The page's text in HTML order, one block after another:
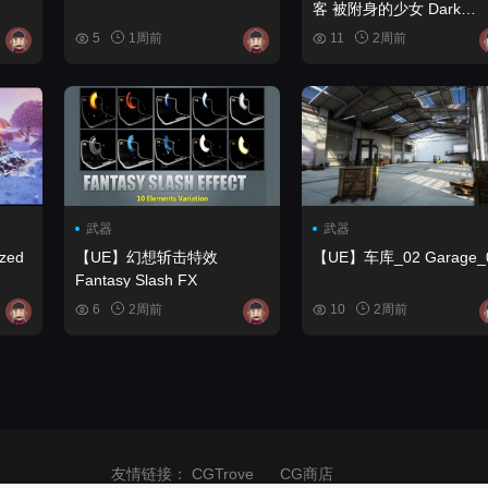
5 1周前
客 被附身的少女 Dark
Fantasy East Asian
11 2周前
武器
【UE】幻想斩击特效
Fantasy Slash FX
6 2周前
武器
【UE】车库_02
10 2周前
友情链接： CGTrove CG商店